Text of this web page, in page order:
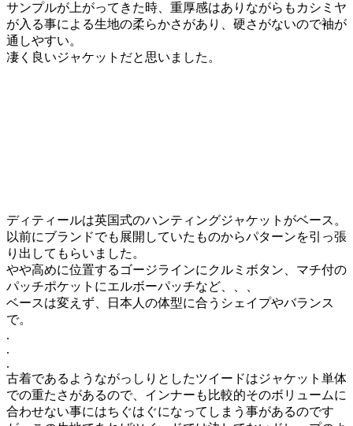
サンプルが上がってきた時、重厚感はありながらもカシミヤ
が入る事による生地の柔らかさがあり、硬さがないので袖が
通しやすい。
凄く良いジャケットだと思いました。
ディティールは英国式のハンティングジャケットがベース。
以前にブランドでも展開していたものからパターンを引っ張
り出してもらいました。
やや高めに位置するゴージラインにクルミボタン、マチ付の
パッチポケットにエルボーパッチなど、、、
ベースは変えず、日本人の体型に合うシェイプやバランス
で。
.
.
.
古着であるようながっしりとしたツイードはジャケット単体
での重たさがあるので、インナーも比較的そのボリュームに
合わせない事にはちぐはぐになってしまう事があるのです